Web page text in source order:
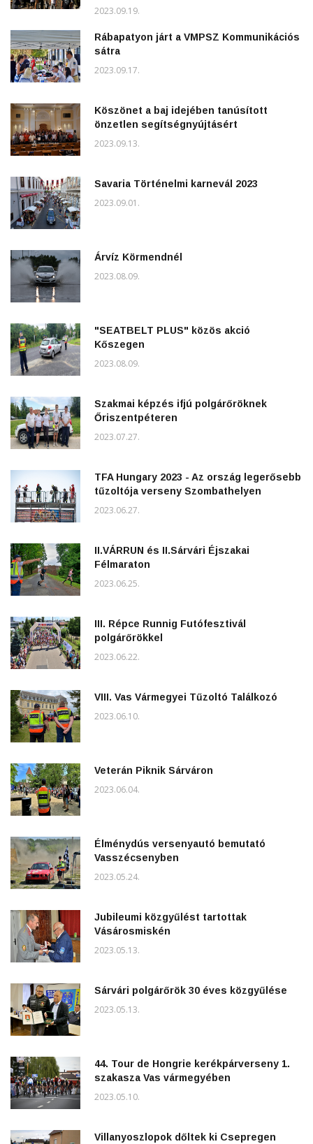
2023.09.19.
Rábapatyon járt a VMPSZ Kommunikációs
sátra
2023.09.17.
Köszönet a baj idejében tanúsított
önzetlen segítségnyújtásért
2023.09.13.
Savaria Történelmi karnevál 2023
2023.09.01.
Árvíz Körmendnél
2023.08.09.
"SEATBELT PLUS" közös akció
Kőszegen
2023.08.09.
Szakmai képzés ifjú polgárőröknek
Őriszentpéteren
2023.07.27.
TFA Hungary 2023 - Az ország legerősebb
tűzoltója verseny Szombathelyen
2023.06.27.
II.VÁRRUN és II.Sárvári Éjszakai
Félmaraton
2023.06.25.
III. Répce Runnig Futófesztivál
polgárőrökkel
2023.06.22.
VIII. Vas Vármegyei Tűzoltó Találkozó
2023.06.10.
Veterán Piknik Sárváron
2023.06.04.
Élménydús versenyautó bemutató
Vasszécsenyben
2023.05.24.
Jubileumi közgyűlést tartottak
Vásárosmiskén
2023.05.13.
Sárvári polgárőrök 30 éves közgyűlése
2023.05.13.
44. Tour de Hongrie kerékpárverseny 1.
szakasza Vas vármegyében
2023.05.10.
Villanyoszlopok dőltek ki Csepregen